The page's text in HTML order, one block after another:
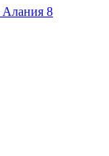
Алания 8